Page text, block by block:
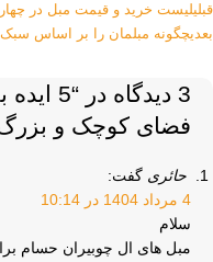
قبلیلیست خرید و قیمت مبل در
بعدیچگونه مبلمان را بر اساس
3 دیدگاه در “
5
فضای کوچک و
حائری گفت:
4 مرداد 1404 در 10:14
سلام
مبل های ال چوبیران حسام